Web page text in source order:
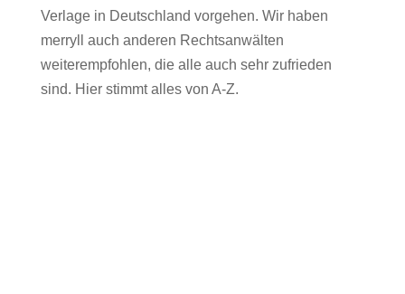
Verlage in Deutschland vorgehen. Wir haben
merryll auch anderen Rechtsanwälten
weiterempfohlen, die alle auch sehr zufrieden
sind. Hier stimmt alles von A-Z.